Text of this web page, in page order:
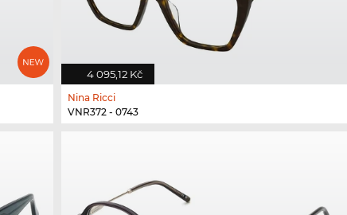
4 095,12 Kč
Nina Ricci
VNR372 - 0743